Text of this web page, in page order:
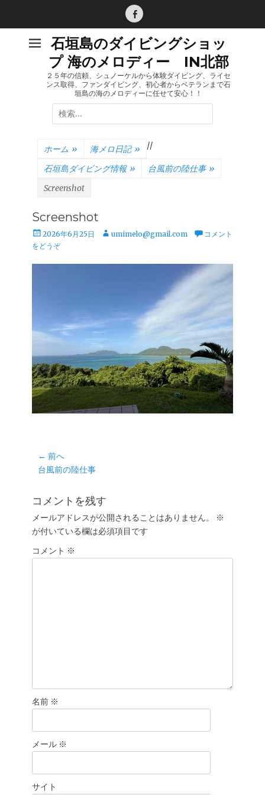
Facebook
石垣島のダイビングショッ
プ 海のメロディー IN北部
２５年の信頼、シュノーケルから体験ダイビング、ライセ
ンス取得、ファンダイビング、初心者からベテランまで石
垣島の海のメロディーに任せて安心！！
検
索:
ホーム » 海メロ日記 » /
石垣島ダイビング情報 »
/
台風前の陸仕事 »
Screenshot
Screenshot
投
稿
2026年6月25日
投 umimelo@gmail.com
コメント
をどうぞ
投
稿
ビ
ゲ
ー
シ
← 前へ
前
投
台風前の陸仕事
コメントを残す
メールアドレスが公開されることはありません。
※
が付いている欄は必須項目です
コメント ※
名前 ※
メール ※
サイト